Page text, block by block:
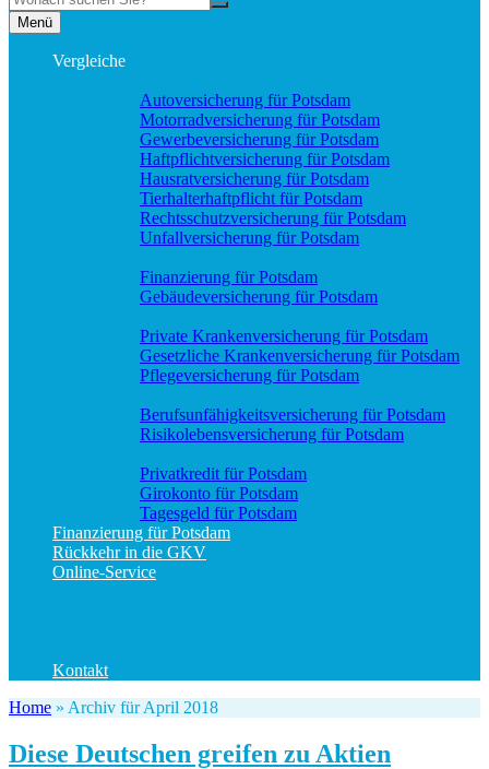
Suche
Menü
Vergleiche
Autoversicherung für Potsdam
Motorradversicherung für Potsdam
Gewerbeversicherung für Potsdam
Haftpflichtversicherung für Potsdam
Hausratversicherung für Potsdam
Tierhalterhaftpflicht für Potsdam
Rechtsschutzversicherung für Potsdam
Unfallversicherung für Potsdam
Finanzierung für Potsdam
Gebäudeversicherung für Potsdam
Private Krankenversicherung für Potsdam
Gesetzliche Krankenversicherung für Potsdam
Pflegeversicherung für Potsdam
Berufs­unfähigkeitsversicherung für Potsdam
Risikolebensversicherung für Potsdam
Privatkredit für Potsdam
Girokonto für Potsdam
Tagesgeld für Potsdam
Finanzierung für Potsdam
Rückkehr in die GKV
Online-Service
Kontakt
Home » Archiv für April 2018
Diese Deutschen greifen zu Aktien